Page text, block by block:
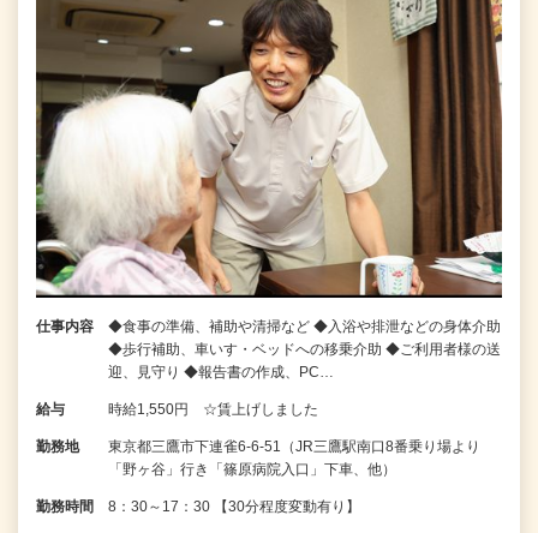
仕事内容
◆食事の準備、補助や清掃など ◆入浴や排泄などの身体介助
◆歩行補助、車いす・ベッドへの移乗介助 ◆ご利用者様の送
迎、見守り ◆報告書の作成、PC…
給与 時給1,550円 ☆賃上げしました
勤務地
東京都三鷹市下連雀6-6-51（JR三鷹駅南口8番乗り場より
「野ヶ谷」行き「篠原病院入口」下車、他）
勤務時間 8：30～17：30 【30分程度変動有り】